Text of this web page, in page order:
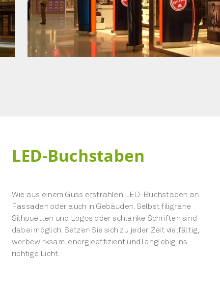
LED-Buchstaben
Wie aus einem Guss erstrahlen LED-Buchstaben an
Fassaden oder auch in Gebäuden. Selbst filigrane
Silhouetten und Logos oder schlanke Schriften sind
dabei möglich. Setzen Sie sich zu jeder Zeit vielfältig,
werbewirksam, energieeffizient und langlebig ins
richtige Licht.